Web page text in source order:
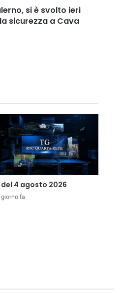
si è svolto ieri
sicurezza a Cava
del 4 agosto 2026
giorno fa